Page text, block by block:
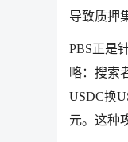
导致质押
PBS正是
略：搜索
USDC换
元。这种